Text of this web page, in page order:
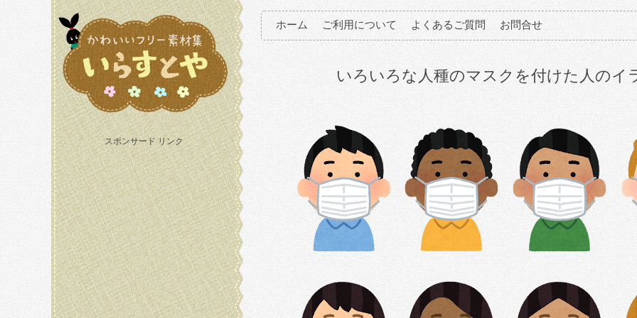
スポンサード リンク
ホーム ご利用について よくあるご質問 お問合せ
いろいろな人種のマスクを付けた人のイ